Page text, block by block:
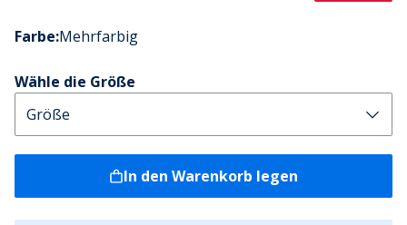
Farbe:Mehrfarbig
Wähle die Größe
In den Warenkorb legen